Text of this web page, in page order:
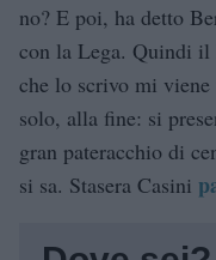
no? E poi, ha detto
con la Lega. Quindi
che lo scrivo mi viene
solo, alla fine: si
gran pateracchio di
si sa. Stasera Casini